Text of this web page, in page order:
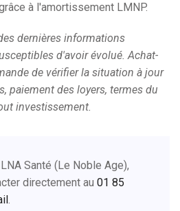
à l'amortissement LMNP.
dernières informations
d'avoir évolué. Achat-
de vérifier la situation à jour
paiement des loyers, termes du
investissement.
Santé (Le Noble Age),
directement au 01 85
.